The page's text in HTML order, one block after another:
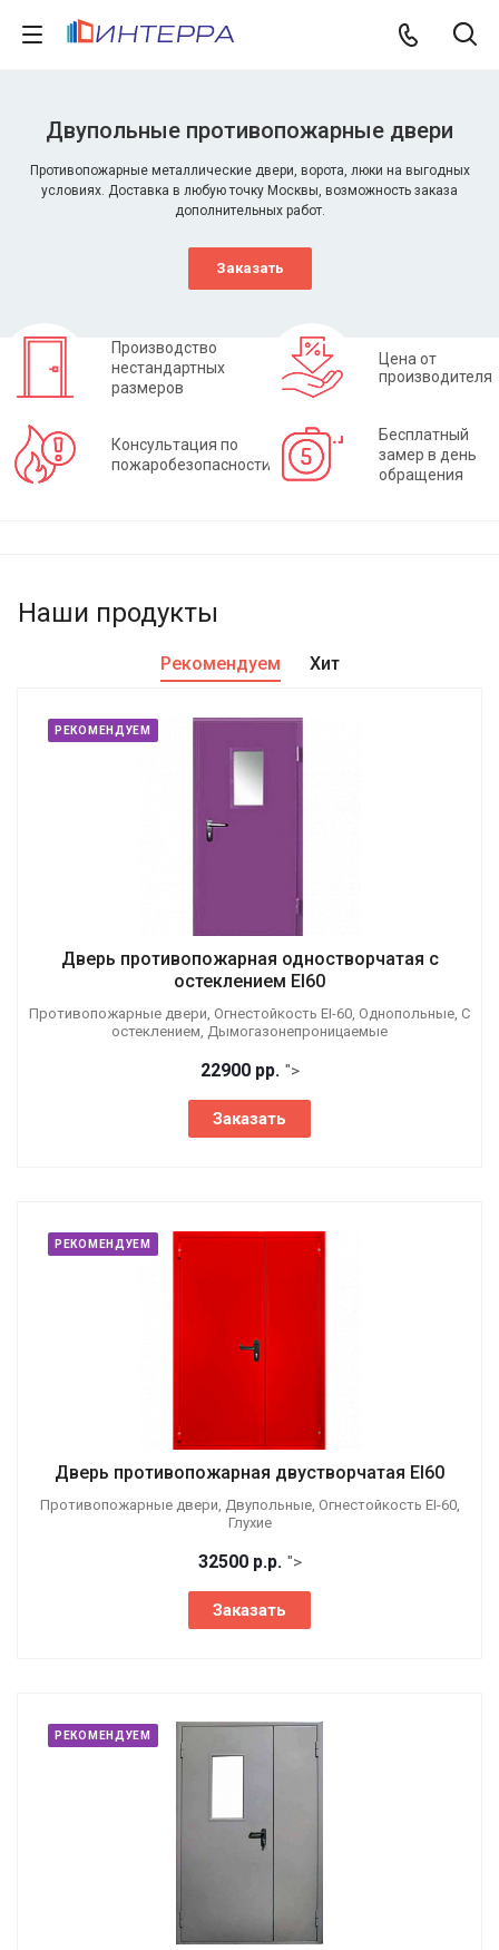
Двупольные противопожарные двери
Противопожарные металлические двери, ворота, люки на выгодных
условиях. Доставка в любую точку Москвы, возможность заказа
дополнительных работ.
Заказать
Производство
нестандартных
размеров
Цена от
производителя
Консультация по
пожаробезопасности
Бесплатный
замер в день
обращения
Наши продукты
Рекомендуем Хит
РЕКОМЕНДУЕМ
Дверь противопожарная одностворчатая с
остеклением EI60
Противопожарные двери, Огнестойкость EI-60, Однопольные, С
остеклением, Дымогазонепроницаемые
22900 рр. ">
Заказать
РЕКОМЕНДУЕМ
Дверь противопожарная двустворчатая EI60
Противопожарные двери, Двупольные, Огнестойкость EI-60,
Глухие
32500 р.р. ">
Заказать
РЕКОМЕНДУЕМ